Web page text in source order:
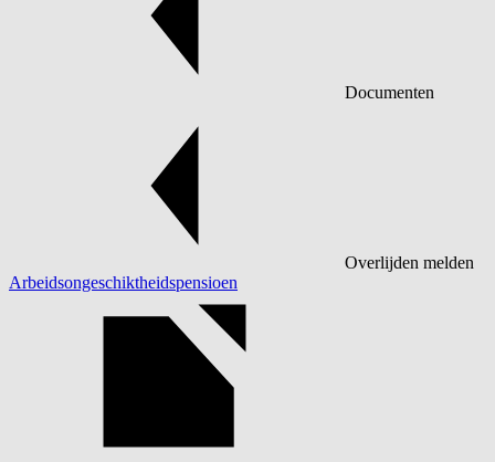
Documenten
Overlijden melden
Arbeidsongeschiktheidspensioen